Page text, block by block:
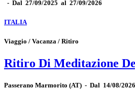
- Dal 27/09/2025 al 27/09/2026
ITALIA
Viaggio / Vacanza / Ritiro
Ritiro Di Meditazione
Passerano Marmorito (AT) - Dal 14/08/